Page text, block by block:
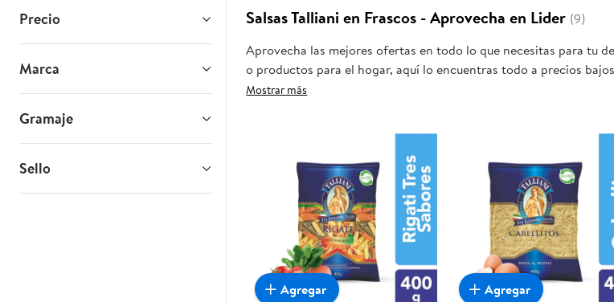
Precio
Marca
Gramaje
Sello
Salsas Talliani en Frascos - Aprovecha en Lider (9)
Aprovecha las mejores ofertas en todo lo que necesitas para tu
o productos para el hogar, aquí lo encuentras todo a precios
oportunidad sea realmente conveniente para ti y tu familia.
Mostrar más
Agregar Agregar